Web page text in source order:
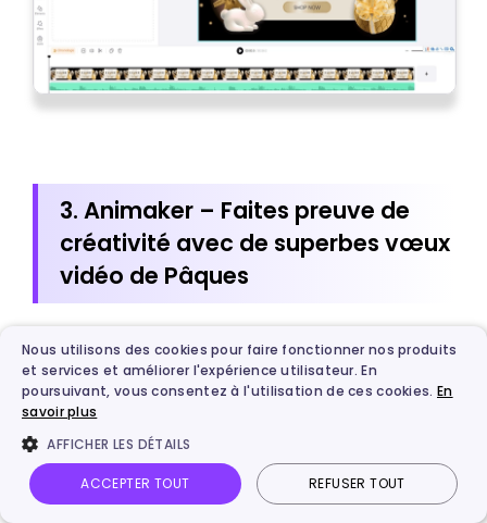
3. Animaker – Faites preuve de
créativité avec de superbes vœux
vidéo de Pâques
Conçu pour une utilisation en ligne, Animaker est
une plateforme Web permettant d'éditer et de
créer des vidéos animées avec une totale
convivialité. Avec lui, vous pouvez créer des
vidéos de Pâques en quelques minutes
seulement en profitant des nombreuses
Nous utilisons des cookies pour faire fonctionner nos produits
et services et améliorer l'expérience utilisateur. En
poursuivant, vous consentez à l'utilisation de ces cookies. En
savoir plus
AFFICHER LES DÉTAILS
ACCEPTER TOUT REFUSER TOUT